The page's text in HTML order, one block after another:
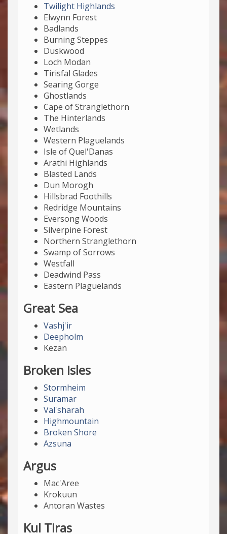
Twilight Highlands
Elwynn Forest
Badlands
Burning Steppes
Duskwood
Loch Modan
Tirisfal Glades
Searing Gorge
Ghostlands
Cape of Stranglethorn
The Hinterlands
Wetlands
Western Plaguelands
Isle of Quel'Danas
Arathi Highlands
Blasted Lands
Dun Morogh
Hillsbrad Foothills
Redridge Mountains
Eversong Woods
Silverpine Forest
Northern Stranglethorn
Swamp of Sorrows
Westfall
Deadwind Pass
Eastern Plaguelands
Great Sea
Vashj'ir
Deepholm
Kezan
Broken Isles
Stormheim
Suramar
Val'sharah
Highmountain
Broken Shore
Azsuna
Argus
Mac'Aree
Krokuun
Antoran Wastes
Kul Tiras